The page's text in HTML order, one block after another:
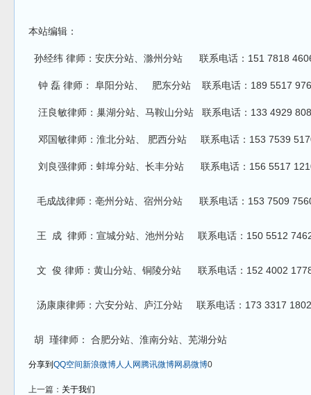
本站编辑：
孙经纬 律师：安庆分站、滁州分站 联系电话：151 7818
钟 磊 律师： 阜阳分站、 肥东分站 联系电话：189 5517
汪良敏律师：巢湖分站、马鞍山分站 联系电话：133 4929
邓国敏律师：淮北分站、 肥西分站 联系电话：153 7539
刘良强律师：蚌埠分站、长丰分站 联系电话：156 5517
毛成战律师：亳州分站、宿州分站 联系电话：153 7509
王 成 律师：宣城分站、池州分站 联系电话：150 5512
文 俊 律师：黄山分站、铜陵分站 联系电话：152 4002
汤康康律师：六安分站、庐江分站 联系电话：173 3317 1802
胡 瑾律师： 合肥分站、淮南分站、芜湖分站
分享到 QQ空间新浪微博人人网 腾讯微博网易微博0
上一篇： 关于我们